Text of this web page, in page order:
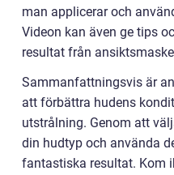
man applicerar och
Videon kan även ge tips
resultat från
Sammanfattningsvis är
att förbättra hudens
utstrålning. Genom att
din hudtyp och använda
fantastiska resultat. Kom